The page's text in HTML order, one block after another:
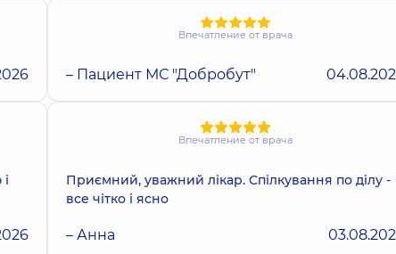
Впечатление от врача
– Пациент МС "Добробут"
Впечатление от врача
Приємний, уважний лікар. Спілкування по ділу -
все чітко і ясно
– Анна